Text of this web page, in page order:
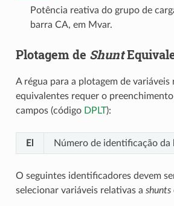
Potência reativa do grupo de
barra CA, em Mvar.
Plotagem de Shunt
A régua para a plotagem de variáveis
equivalentes requer o
campos (código DPLT):
El Número de identificação da
O seguintes identificadores devem
selecionar variáveis relativas a shunts